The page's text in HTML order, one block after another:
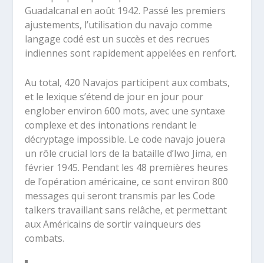
Guadalcanal en août 1942. Passé les premiers
ajustements, l’utilisation du navajo comme
langage codé est un succès et des recrues
indiennes sont rapidement appelées en renfort.
Au total, 420 Navajos participent aux combats,
et le lexique s’étend de jour en jour pour
englober environ 600 mots, avec une syntaxe
complexe et des intonations rendant le
décryptage impossible. Le code navajo jouera
un rôle crucial lors de la bataille d’Iwo Jima, en
février 1945. Pendant les 48 premières heures
de l’opération américaine, ce sont environ 800
messages qui seront transmis par les Code
talkers travaillant sans relâche, et permettant
aux Américains de sortir vainqueurs des
combats.